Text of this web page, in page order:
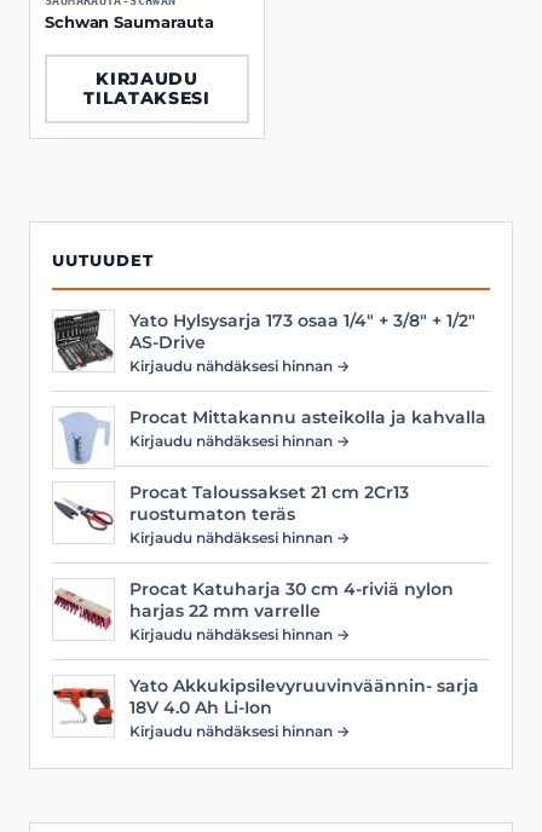
UUTUUDET
Yato Hylsysarja 173 osaa 1/4" + 3/8" + 1/2"
AS-Drive
Kirjaudu nähdäksesi hinnan →
Procat Mittakannu asteikolla ja kahvalla
Kirjaudu nähdäksesi hinnan →
Procat Taloussakset 21 cm 2Cr13
ruostumaton teräs
Kirjaudu nähdäksesi hinnan →
Procat Katuharja 30 cm 4-riviä nylon
harjas 22 mm varrelle
Kirjaudu nähdäksesi hinnan →
Yato Akkukipsilevyruuvinväännin- sarja
18V 4.0 Ah Li-Ion
Kirjaudu nähdäksesi hinnan →
Schwan Saumarauta
KIRJAUDU
TILATAKSESI